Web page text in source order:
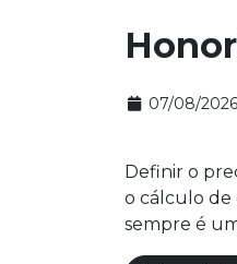
07/08/2026
Definir o
o cálculo de
sempre é